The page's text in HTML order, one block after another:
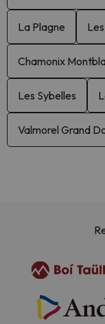
La Plagne
Chamonix
Les Sybelles
Valmorel Grand